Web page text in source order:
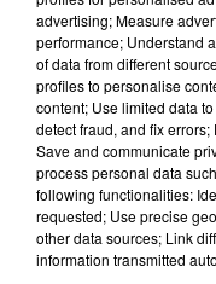
juin, à 17h.Vous
sur des notes
Celt & Pepper et
juin dès 19h30.
cadre des nuits
Pour l’entrée,
en tarif plein,
les enfants de
advertising; Measure
performance; Understand
of data from different
profiles to personalise
content; Use limited data
detect fraud, and fix
Save and communicate
process personal data
following functionalities:
requested; Use precise
other data sources; Link
information transmitted